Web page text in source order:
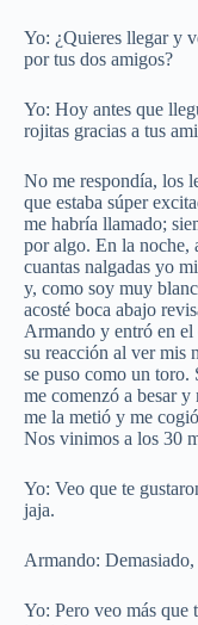
Yo: ¿Quieres llegar y
por tus dos amigos?
Yo: Hoy antes que
rojitas gracias a tus
No me respondía, los
que estaba súper
me habría llamado;
por algo. En la noche,
cuantas nalgadas yo
y, como soy muy
acosté boca abajo
Armando y entró en el
su reacción al ver mis
se puso como un toro.
me comenzó a besar
me la metió y me
Nos vinimos a los 30
Yo: Veo que te
jaja.
Armando:
Yo: Pero veo más que